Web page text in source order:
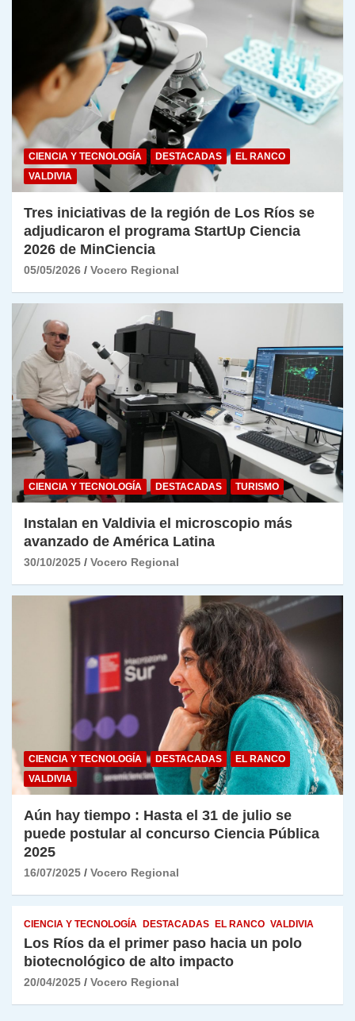
CIENCIA Y TECNOLOGÍA DESTACADAS
EL RANCO
VALDIVIA
Tres iniciativas de la región de Los Ríos se
adjudicaron el programa StartUp Ciencia
2026 de MinCiencia
05/05/2026 Vocero Regional
CIENCIA Y TECNOLOGÍA DESTACADAS TURISMO
Instalan en Valdivia el microscopio más
avanzado de América Latina
30/10/2025 Vocero Regional
CIENCIA Y TECNOLOGÍA DESTACADAS
EL RANCO
VALDIVIA
Aún hay tiempo : Hasta el 31 de julio se
puede postular al concurso Ciencia Pública
2025
16/07/2025 Vocero Regional
CIENCIA Y TECNOLOGÍA DESTACADAS EL RANCO VALDIVIA
Los Ríos da el primer paso hacia un polo
biotecnológico de alto impacto
20/04/2025 Vocero Regional